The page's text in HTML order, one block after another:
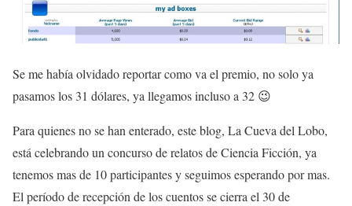
Se me había olvidado reportar como va el premio, no solo ya
pasamos los 31 dólares, ya llegamos incluso a 32 😉
Para quienes no se han enterado, este blog, La Cueva del Lobo,
está celebrando un concurso de relatos de Ciencia Ficción, ya
tenemos mas de 10 participantes y seguimos esperando por mas.
El período de recepción de los cuentos se cierra el 30 de